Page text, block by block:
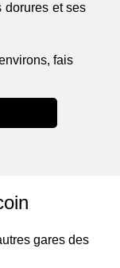
dorures et ses
fais
gares des